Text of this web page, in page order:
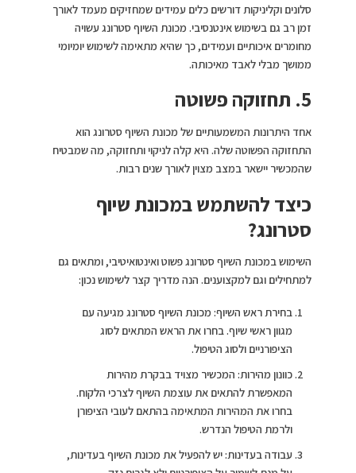
סלונים וקליניקות דורשים כלים עמידים שמחזיקים מעמד לאורך
זמן רב גם בשימוש אינטנסיבי. מכונת השיוף סטרונג עשויה
מחומרים איכותיים ועמידים, כך שהיא מתאימה לשימוש יומיומי
ממושך מבלי לאבד מאיכותה.
5. תחזוקה פשוטה
אחד היתרונות המשמעותיים של מכונת השיוף סטרונג הוא
התחזוקה הפשוטה שלה. היא קלה לניקוי ותחזוקה, מה שמבטיח
שהמכשיר יישאר במצב מצוין לאורך שנים רבות.
כיצד להשתמש במכונת שיוף
סטרונג?
השימוש במכונת השיוף סטרונג פשוט ואינטואיטיבי, ומתאים גם
למתחילים וגם למקצוענים. הנה מדריך קצר לשימוש נכון:
בחירת ראש השיוף: מכונת השיוף סטרונג מגיעה עם
מגוון ראשי שיוף. בחרו את הראש המתאים לסוג
הציפורניים ולסוג הטיפול.
כוונון מהירות: המכשיר מצויד בבקרת מהירות
המאפשרת להתאים את עוצמת השיוף לצרכי הלקוח.
בחרו את המהירות המתאימה בהתאם לעובי הציפורן
ולרמת הטיפול הנדרש.
עבודה בעדינות: יש להפעיל את מכונת השיוף בעדינות,